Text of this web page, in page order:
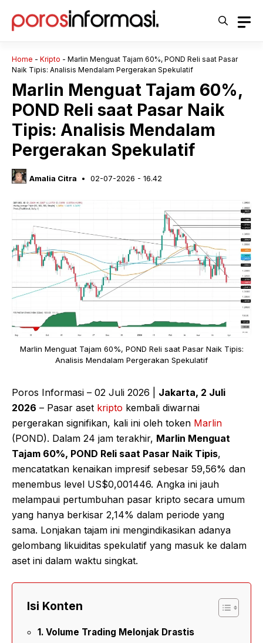
Home - Kripto - Marlin Menguat Tajam 60%, POND Reli saat Pasar
Naik Tipis: Analisis Mendalam Pergerakan Spekulatif
Marlin Menguat Tajam 60%,
POND Reli saat Pasar Naik
Tipis: Analisis Mendalam
Pergerakan Spekulatif
Amalia Citra 02-07-2026 - 16.42
Marlin Menguat Tajam 60%, POND Reli saat Pasar Naik Tipis:
Analisis Mendalam Pergerakan Spekulatif
Poros Informasi – 02 Juli 2026 | Jakarta, 2 Juli
2026 – Pasar aset kripto kembali diwarnai
pergerakan signifikan, kali ini oleh token Marlin
(POND). Dalam 24 jam terakhir, Marlin Menguat
Tajam 60%, POND Reli saat Pasar Naik Tipis,
mencatatkan kenaikan impresif sebesar 59,56% dan
menembus level US$0,001446. Angka ini jauh
melampaui pertumbuhan pasar kripto secara umum
yang hanya berkisar 2,14% dalam periode yang
sama. Lonjakan tajam ini mengindikasikan adanya
gelombang likuiditas spekulatif yang masuk ke dalam
aset ini dalam waktu singkat.
Isi Konten
Volume Trading Melonjak Drastis